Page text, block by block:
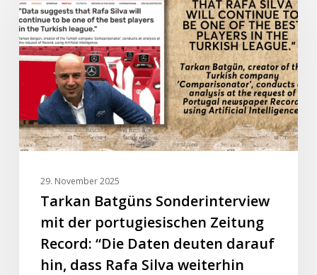
Sonderinterview
mit
der
portugiesischen
Record:
“Die
Daten
deuten
weiterhin
29. November 2025
Tarkan Batgüns Sonderinterview
mit der portugiesischen Zeitung
Record: “Die Daten deuten darauf
hin, dass Rafa Silva weiterhin